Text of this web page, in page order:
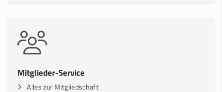
Mitglieder-Service
Alles zur Mitgliedschaft